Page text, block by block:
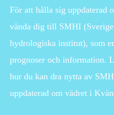
För att hålla sig uppdaterad
vända dig till SMHI
hydrologiska institut), som
prognoser och information.
hur du kan dra nytta av
uppdaterad om vädret i